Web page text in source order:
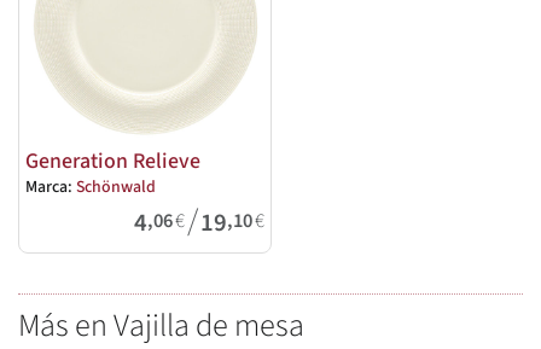
Generation Relieve
Marca: Schönwald
4,06€/19,10€
Más en Vajilla de mesa